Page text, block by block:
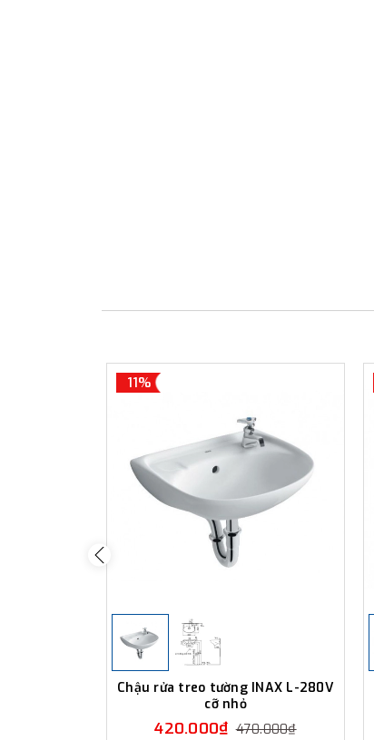
11%
Chậu rửa treo tường INAX L-280V
cỡ nhỏ
420.000₫ 470.000₫